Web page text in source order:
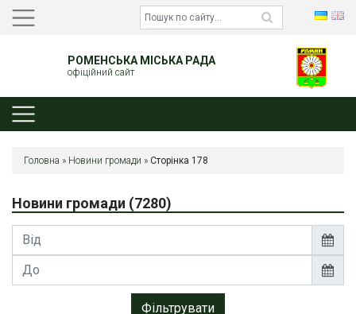
РОМЕНСЬКА МІСЬКА РАДА
офіційний сайт
Головна » Новини громади » Сторінка 178
Новини громади (7280)